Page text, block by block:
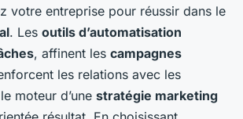
votre entreprise pour réussir dans le
. Les outils d’automatisation
, affinent les campagnes
les relations avec les
moteur d’une stratégie marketing